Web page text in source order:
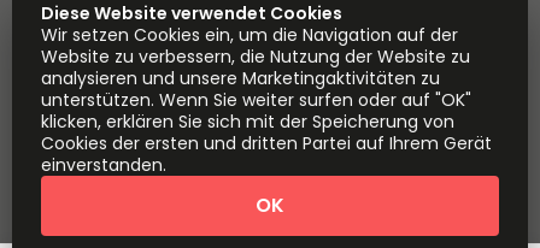
Coworkintel Davinci Meeting Rooms
Davinci Virtual Incendium
Yta
Teil der
Instant Group
Sitemap AGB
Datenschutz
Erklärung zur modernen Sklaverei
Cookie-Einstellungen
Über uns
Diese Website verwendet Cookies
Wir setzen Cookies ein, um die Navigation auf der
Website zu verbessern, die Nutzung der Website zu
analysieren und unsere Marketingaktivitäten zu
unterstützen. Wenn Sie weiter surfen oder auf "OK"
klicken, erklären Sie sich mit der Speicherung von
Cookies der ersten und dritten Partei auf Ihrem Gerät
einverstanden.
OK